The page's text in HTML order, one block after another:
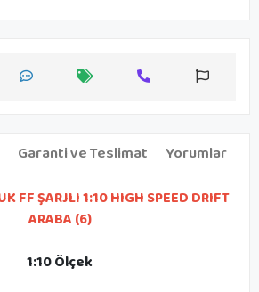
Garanti ve Teslimat Yorumlar
FF ŞARJLI 1:10 HIGH SPEED DRIFT
ARABA (6)
1:10 Ölçek